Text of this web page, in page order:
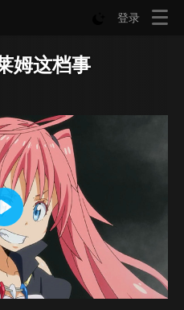
登录
姆这档事
Settings
Play